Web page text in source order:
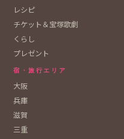
レシピ
チケット＆宝塚歌劇
くらし
プレゼント
宿・旅行エリア
大阪
兵庫
滋賀
三重